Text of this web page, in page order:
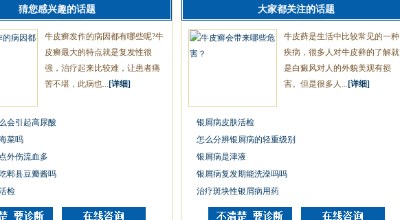
猜您感兴趣的话题
牛皮癣发作的病因都有哪些呢?牛
皮癣最大的特点就是复发性很
强，治疗起来比较难，让患者痛
苦不堪，此病也... [详细]
会引起高尿酸
菜吗
外伤流血多
郫县豆瓣酱吗
检
大家都关注的话题
牛皮藓是生活中比较常见的一种
疾病，很多人对牛皮藓的了解就
是白癜风对人的外貌美观有损
害。但是很多人... [详细]
银屑病皮肤活检
怎么分辨银屑病的轻重级别
银屑病是津液
银屑病复发期能洗澡吗吗
治疗斑块性银屑病用药